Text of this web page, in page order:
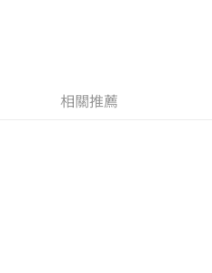
相關推薦